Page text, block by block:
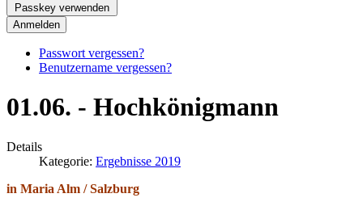
Passkey verwenden
Anmelden
Passwort vergessen?
Benutzername vergessen?
01.06. - Hochkönigmann
Details
Kategorie: Ergebnisse 2019
in Maria Alm / Salzburg